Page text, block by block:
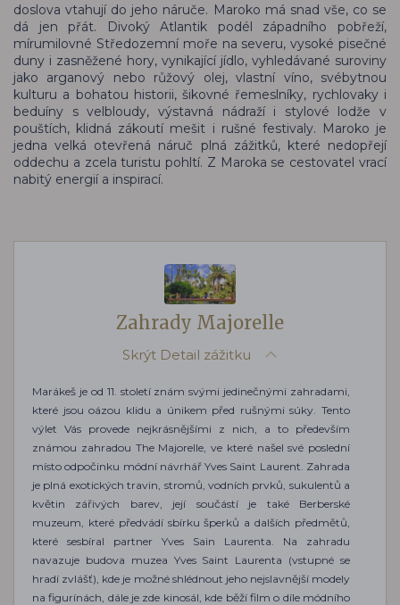
doslova vtahují do jeho náruče. Maroko má snad vše, co se
dá jen přát. Divoký Atlantik podél západního pobřeží,
mírumilovné Středozemní moře na severu, vysoké pisečné
duny i zasněžené hory, vynikající jídlo, vyhledávané suroviny
jako arganový nebo růžový olej, vlastní víno, svébytnou
kulturu a bohatou historii, šikovné řemeslníky, rychlovaky i
beduíny s velbloudy, výstavná nádraží i stylové lodže v
pouštích, klidná zákoutí mešit i rušné festivaly. Maroko je
jedna velká otevřená náruč plná zážitků, které nedopřejí
oddechu a zcela turistu pohltí. Z Maroka se cestovatel vrací
nabitý energií a inspirací.
Zahrady Majorelle
Skrýt Detail zážitku
Marákeš je od 11. století znám svými jedinečnými zahradami,
které jsou oázou klidu a únikem před rušnými súky. Tento
výlet Vás provede nejkrásnějšími z nich, a to především
známou zahradou The Majorelle, ve které našel své poslední
místo odpočinku módní návrhář Yves Saint Laurent. Zahrada
je plná exotických travin, stromů, vodních prvků, sukulentů a
květin zářivých barev, její součástí je také Berberské
muzeum, které předvádí sbírku šperků a dalších předmětů,
které sesbíral partner Yves Sain Laurenta. Na zahradu
navazuje budova muzea Yves Saint Laurenta (vstupné se
hradí zvlášť), kde je možné shlédnout jeho nejslavnější modely
na figurínách, dále je zde kinosál, kde běží film o díle módního